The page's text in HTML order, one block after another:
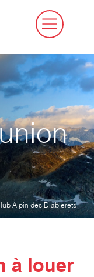
Alpin des Diablerets
à louer